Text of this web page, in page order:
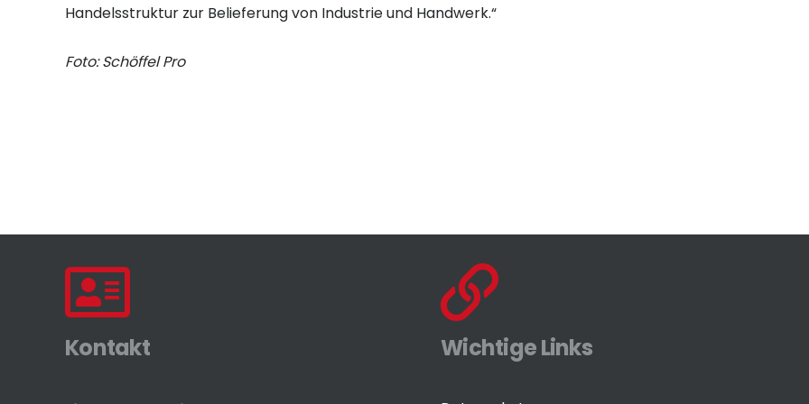
Handelsstruktur zur Belieferung von Industrie und Handwerk.“
Foto: Schöffel Pro
Kontakt Wichtige Links